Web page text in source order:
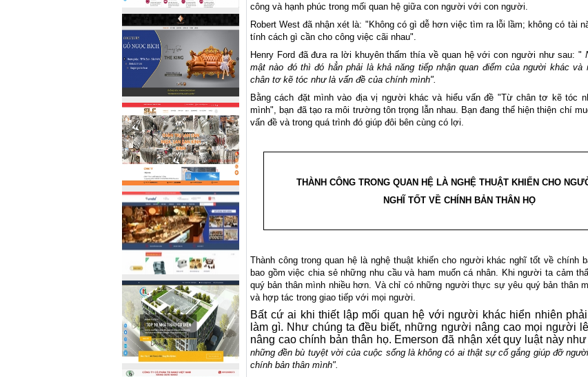
công và hạnh phúc trong mối quan hệ giữa con người với con người.
Robert West đã nhận xét là: "Không có gì dễ hơn việc tìm ra lỗi lầm; không có tài
tính cách gì cần cho công việc cãi nhau".
Henry Ford đã đưa ra lời khuyên thấm thía về quan hệ với con người như sau: "
mật nào đó thì đó hẳn phải là khả năng tiếp nhận quan điểm của người khác
chân tơ kẽ tóc như là vấn đề của chính mình".
Bằng cách đặt mình vào địa vị người khác và hiểu vấn đề "Từ chân tơ kẽ tóc
mình", bạn đã tạo ra môi trường tôn trọng lẫn nhau. Bạn đang thể hiện thiện chí
vấn đề và trong quá trình đó giúp đôi bên cùng có lợi.
THÀNH CÔNG TRONG QUAN HỆ LÀ NGHỆ THUẬT KHIẾN CHO
NGHĨ TỐT VỀ CHÍNH BẢN THÂN HỌ
Thành công trong quan hệ là nghệ thuật khiến cho người khác nghĩ tốt về chính
bao gồm việc chia sẻ những nhu cầu và ham muốn cá nhân. Khi người ta cảm
quý bản thân mình nhiều hơn. Và chỉ có những người thực sự yêu quý bản thân
và hợp tác trong giao tiếp với mọi người.
Bất cứ ai khi thiết lập mối quan hệ với người khác hiển nhiên
làm gì. Như chúng ta đều biết, những người nâng cao mọi người
nâng cao chính bản thân họ. Emerson đã nhận xét quy luật này
những đền bù tuyệt vời của cuộc sống là không có ai thật sự cố gắng giúp đỡ
chính bản thân mình".